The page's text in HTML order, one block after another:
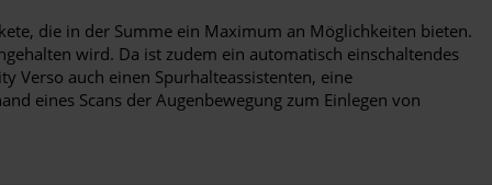
die in der Summe ein Maximum an Möglichkeiten bieten.
wird. Da ist zudem ein automatisch einschaltendes
Verso auch einen Spurhalteassistenten, eine
eines Scans der Augenbewegung zum Einlegen von